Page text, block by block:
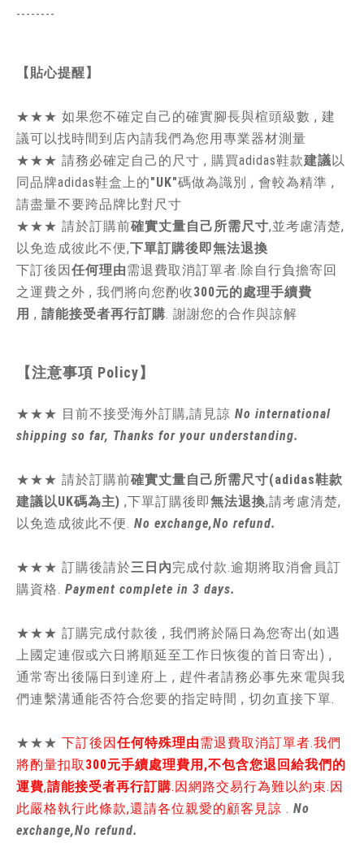
--------
【貼心提醒】
★★★ 如果您不確定自己的確實腳長與楦頭級數 , 建
議可以找時間到店內請我們為您用專業器材測量
★★★ 請務必確定自己的尺寸 , 購買adidas鞋款建議以
同品牌adidas鞋盒上的"UK"碼做為識別 , 會較為精準 ,
請盡量不要跨品牌比對尺寸
★★★ 請於訂購前確實丈量自己所需尺寸,並考慮清楚,
以免造成彼此不便,下單訂購後即無法退換
下訂後因任何理由需退費取消訂單者.除自行負擔寄回
之運費之外 , 我們將向您酌收300元的處理手續費
用 , 請能接受者再行訂購. 謝謝您的合作與諒解
【注意事項 Policy】
★★★ 目前不接受海外訂購,請見諒 No international
shipping so far, Thanks for your understanding.
★★★ 請於訂購前確實丈量自己所需尺寸(adidas鞋款
建議以UK碼為主) ,下單訂購後即無法退換,請考慮清楚,
以免造成彼此不便. No exchange,No refund.
★★★ 訂購後請於三日內完成付款.逾期將取消會員訂
購資格. Payment complete in 3 days.
★★★ 訂購完成付款後 , 我們將於隔日為您寄出(如遇
上國定連假或六日將順延至工作日恢復的首日寄出) ,
通常寄出後隔日到達府上 , 趕件者請務必事先來電與我
們連繫溝通能否符合您要的指定時間 , 切勿直接下單.
★★★ 下訂後因任何特殊理由需退費取消訂單者.我們
將酌量扣取 300元手續處理費用,不包含您退回給我們的
運費,請能接受者再行訂購.因網路交易行為難以約束.因
此嚴格執行此條款,還請各位親愛的顧客見諒 . No
exchange,No refund.